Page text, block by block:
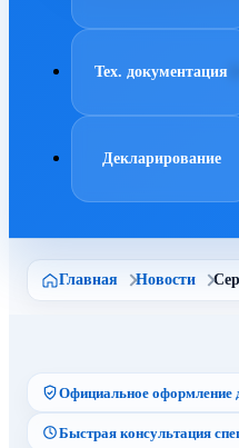
Тех. документация
Декларирование
Главная Новости
Официальное оформление
Быстрая консультация